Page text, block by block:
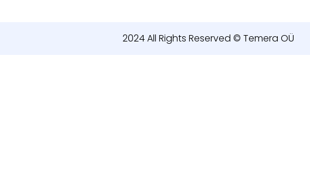
2024 All Rights Reserved © Temera OÜ